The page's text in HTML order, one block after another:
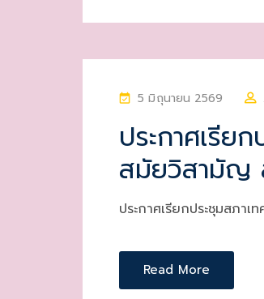
P
S
T
E
D
5 มิถุนายน 2569
ประกาศเรีย
สมัยวิสามัญ
ประกาศเรียกประชุมสภา
Read More